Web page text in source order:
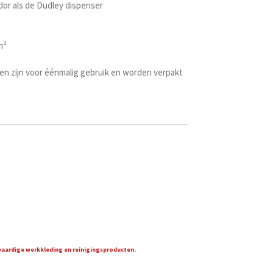
als de Dudley dispenser
zijn voor éénmalig gebruik en worden verpakt
werkkleding en reinigingsproducten.